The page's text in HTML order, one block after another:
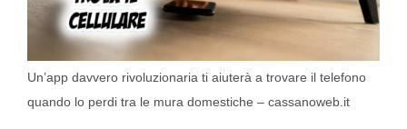
Un’app davvero rivoluzionaria ti aiuterà a trovare il telefono
quando lo perdi tra le mura domestiche – cassanoweb.it